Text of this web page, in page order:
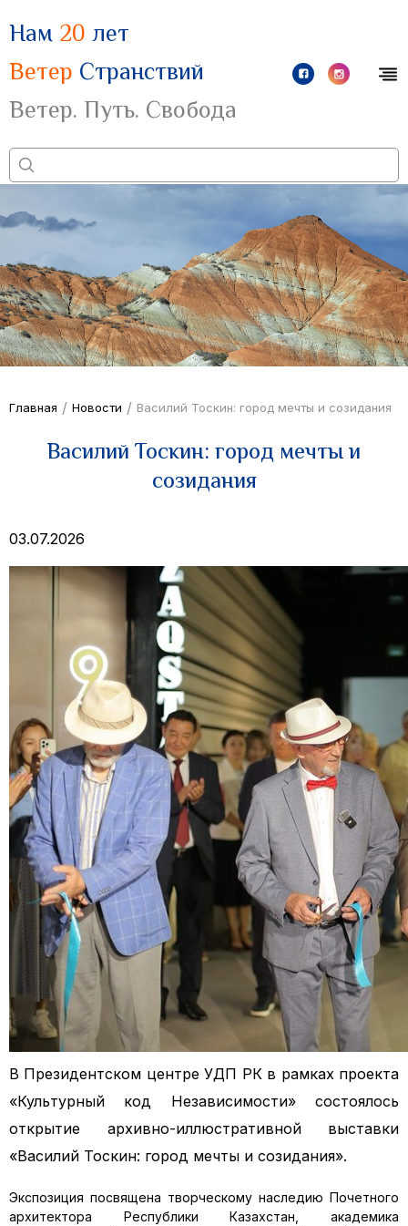
Нам 20 лет
Ветер Странствий
Ветер. Путь. Свобода
Главная / Новости / Василий Тоскин: город мечты и созидания
Василий Тоскин: город мечты и
созидания
03.07.2026
В Президентском центре УДП РК в рамках проекта
«Культурный код Независимости» состоялось
открытие архивно-иллюстративной выставки
«Василий Тоскин: город мечты и созидания».
Экспозиция посвящена творческому наследию Почетного
архитектора Республики Казахстан, академика